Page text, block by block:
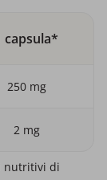
capsula*
250 mg
2 mg
nutritivi di